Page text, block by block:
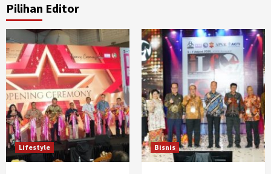
Pilihan Editor
Lifestyle Bisnis